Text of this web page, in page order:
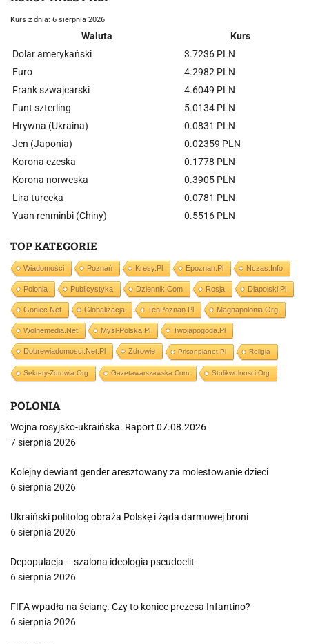
Kurs z dnia: 6 sierpnia 2026
Waluta
Kurs
Dolar amerykański
3.7236 PLN
Euro
4.2982 PLN
Frank szwajcarski
4.6049 PLN
Funt szterling
5.0134 PLN
Hrywna (Ukraina)
0.0831 PLN
Jen (Japonia)
0.02359 PLN
Korona czeska
0.1778 PLN
Korona norweska
0.3905 PLN
Lira turecka
0.0781 PLN
Yuan renminbi (Chiny)
0.5516 PLN
TOP KATEGORIE
Wiadomości Poznań Kresy.pl Epoznan.pl Nczas.info
Polonia Publicystyka Dziennik.com Rosja Dlapolski.pl
Goniec.net Globalizacja TenPoznan.pl Magnapolonia.org
Wolnemedia.net Mysl-Polska.pl Twojapogoda.pl
Dobrewiadomosci.net.pl Zdrowie Prisonplanet.pl Religia
Sekrety-Zdrowia.org Gazetawarszawska.com Stolikwolnosci.org
POLONIA
Wojna rosyjsko-ukraińska. Raport 07.08.2026
7 sierpnia 2026
Kolejny dewiant gender aresztowany za molestowanie dzieci
6 sierpnia 2026
Ukraiński politolog obraża Polskę i żąda darmowej broni
6 sierpnia 2026
Depopulacja – szalona ideologia pseudoelit
6 sierpnia 2026
FIFA wpadła na ścianę. Czy to koniec prezesa Infantino?
6 sierpnia 2026